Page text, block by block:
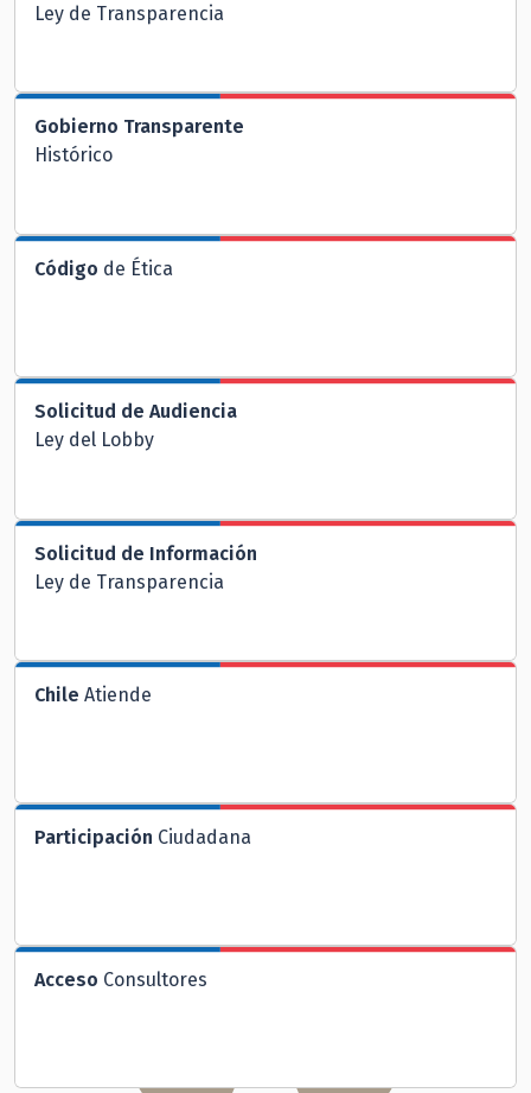
Ley de Transparencia
Gobierno Transparente
Histórico
Código de Ética
Solicitud de Audiencia
Ley del Lobby
Solicitud de Información
Ley de Transparencia
Chile Atiende
Participación Ciudadana
Acceso Consultores